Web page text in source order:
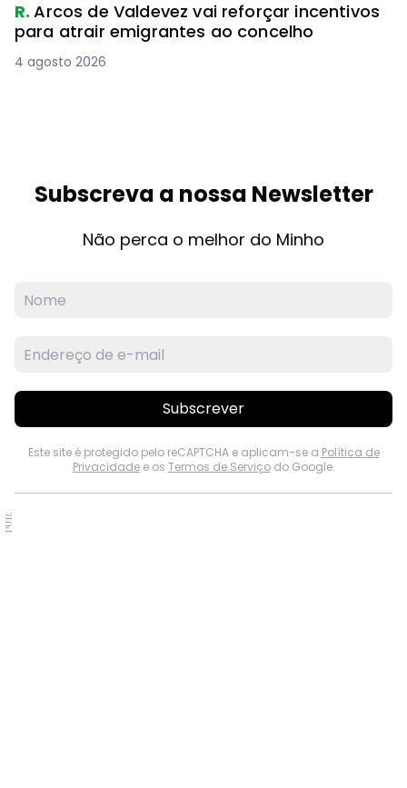
R.Arcos de Valdevez vai reforçar incentivos
para atrair emigrantes ao concelho
4 agosto 2026
Subscreva a nossa Newsletter
Não perca o melhor do Minho
Subscrever
Este site é protegido pelo reCAPTCHA e aplicam-se a Política de
Privacidadee os Termos de Serviçodo Google.
PUB.